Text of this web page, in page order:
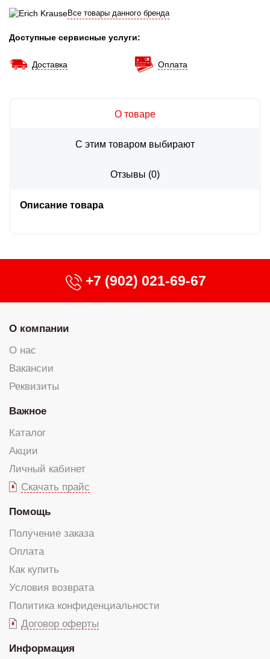
Все товары данного бренда
Доступные сервисные услуги:
Доставка Оплата
О товаре
С этим товаром выбирают
Отзывы (0)
Описание товара
+7 (902) 021-69-67
О компании
О нас
Вакансии
Реквизиты
Важное
Каталог
Акции
Личный кабинет
Скачать прайс
Помощь
Получение заказа
Оплата
Как купить
Условия возврата
Политика конфиденциальности
Договор оферты
Информация